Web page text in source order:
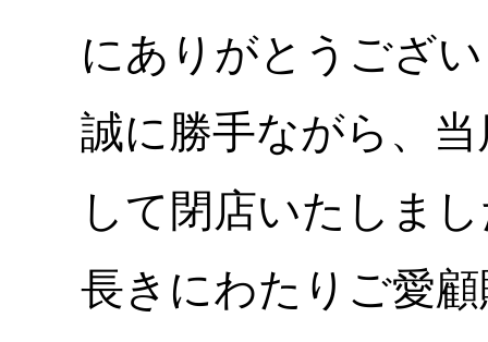
にありがとうござ
誠に勝手ながら、
して閉店いたしま
長きにわたりご愛